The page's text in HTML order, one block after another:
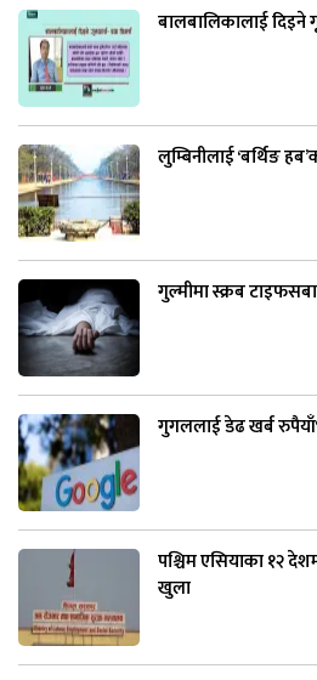
बालबालिकालाई दिइने
लुम्बिनीलाई ‘बर्थिङ
गुल्मीमा स्क्रब
गुगललाई डेढ खर्ब
पश्चिम एसियाका १२
खुला